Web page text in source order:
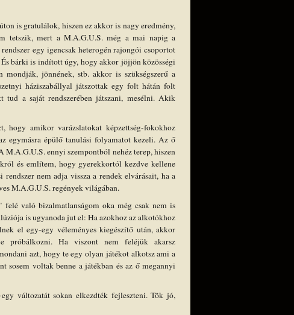
is gratulálok, hiszen ez akkor is nagy eredmény,
tetszik, mert a M.A.G.U.S. még a mai napig a
egy igencsak heterogén rajongói csoportot
bárki is indított úgy, hogy akkor jöjjön közösségi
mondják, jönnének, stb. akkor is szükségszerű a
háziszabállyal játszottak egy folt hátán folt
tud a saját rendszerében játszani, mesélni. Akik
hogy amikor varázslatokat képzettség-fokokhoz
egymásra épülő tanulási folyamatot kezeli. Az ő
M.A.G.U.S. ennyi szempontból nehéz terep, hiszen
és említem, hogy gyerekkortól kezdve kellene
nem adja vissza a rendek elvárásait, ha a
M.A.G.U.S. regények világában.
felé való bizalmatlanságom oka még csak nem is
is ugyanoda jut el: Ha azokhoz az alkotókhoz
el egy-egy véleményes kiegészítő után, akkor
próbálkozni. Ha viszont nem feléjük akarsz
azt, hogy te egy olyan játékot alkotsz ami a
sosem voltak benne a játékban és az ő megannyi
változatát sokan elkezdték fejleszteni. Tök jó,